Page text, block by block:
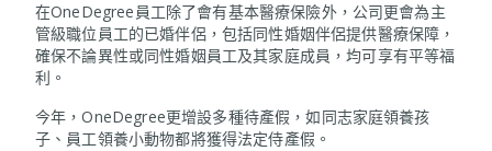
在OneDegree員工除了會有基本醫療保險外，公司更會為主
管級職位員工的已婚伴侶，包括同性婚姻伴侶提供醫療保障，
確保不論異性或同性婚姻員工及其家庭成員，均可享有平等福
利。
今年，OneDegree更增設多種待產假，如同志家庭領養孩
子、員工領養小動物都將獲得法定侍產假。